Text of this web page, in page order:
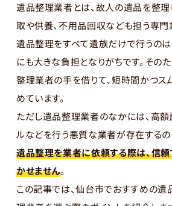
遺品整理業者とは、故人の遺品を整理
取や供養、不用品回収なども担う専門
遺品整理をすべて遺族だけで行うの
にも大きな負担となりがちです。その
整理業者の手を借りて、短時間かつス
めています。
ただし遺品整理業者のなかには、高
ルなどを行う悪質な業者が存在するの
遺品整理を業者に依頼する際は、信
かせません。
この記事では、仙台市でおすすめの